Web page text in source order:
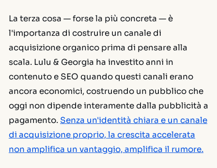
La terza cosa — forse la più concreta — è
l'importanza di costruire un canale di
acquisizione organico prima di pensare alla
scala. Lulu & Georgia ha investito anni in
contenuto e SEO quando questi canali erano
ancora economici, costruendo un pubblico che
oggi non dipende interamente dalla pubblicità a
pagamento. Senza un'identità chiara e un canale
di acquisizione proprio, la crescita accelerata
non amplifica un vantaggio, amplifica il rumore.